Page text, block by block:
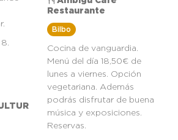
Restaurante
Bilbo
Cocina de vanguardia.
Menú del día 18,50€ de
lunes a viernes. Opción
vegetariana. Además
podrás disfrutar de buena
música y exposiciones.
Reservas.